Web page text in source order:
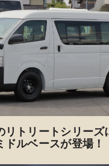
リトリートシリーズ
ドルベースが登場！